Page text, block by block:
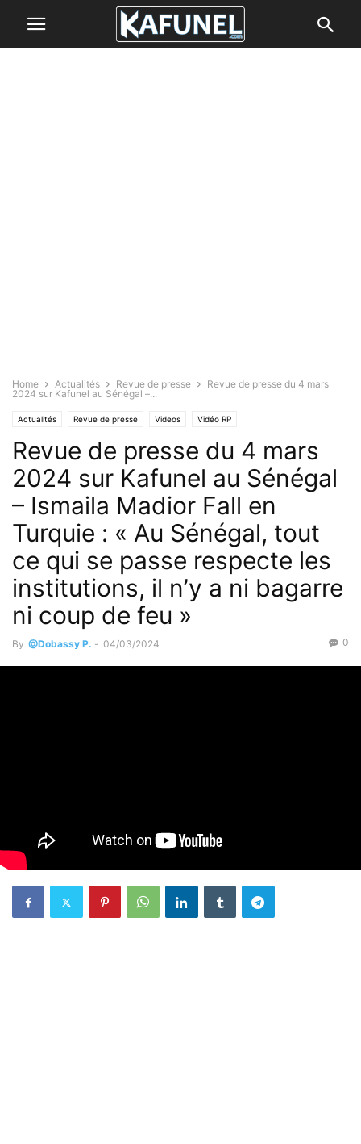
Home Actualités Revue de presse
Revue de presse du 4 mars
2024 sur Kafunel au Sénégal –...
Actualités Revue de presse Videos Vidéo RP
Revue de presse du 4 mars
2024 sur Kafunel au Sénégal
– Ismaila Madior Fall en
Turquie : « Au Sénégal, tout
ce qui se passe respecte les
institutions, il n’y a ni bagarre
ni coup de feu »
By @Dobassy P. - 04/03/2024 0